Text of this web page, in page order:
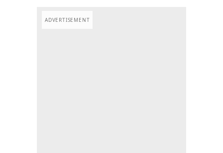
ADVERTISEMENT